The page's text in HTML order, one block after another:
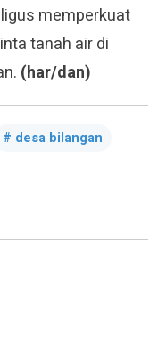
memperkuat
tanah air di
(har/dan)
desa bilangan